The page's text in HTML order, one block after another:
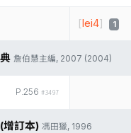
[lei4] 1
詹伯慧主編, 2007 (2004)
P.256 #3497
增訂本) 馮田獵, 1996